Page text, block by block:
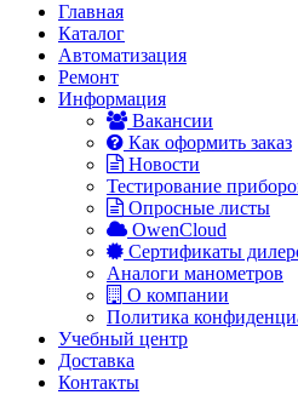
Главная
Каталог
Автоматизация
Ремонт
Информация
Вакансии
Как оформить заказ
Новости
Тестирование
Опросные листы
OwenCloud
Сертификаты
Аналоги манометров
О компании
Политика
Учебный центр
Доставка
Контакты